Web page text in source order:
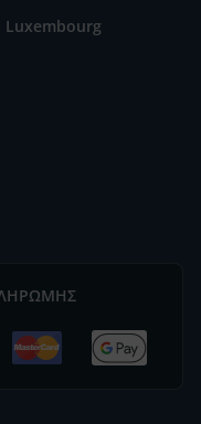
Luxembourg